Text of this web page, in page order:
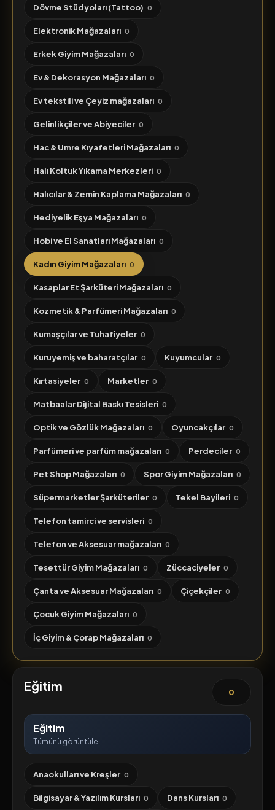
Dövme Stüdyoları (Tattoo) 0
Elektronik Mağazaları 0
Erkek Giyim Mağazaları 0
Ev & Dekorasyon Mağazaları 0
Ev tekstili ve Çeyiz mağazaları 0
Gelinlikçiler ve Abiyeciler 0
Hac & Umre Kıyafetleri Mağazaları 0
Halı Koltuk Yıkama Merkezleri 0
Halıcılar & Zemin Kaplama Mağazaları 0
Hediyelik Eşya Mağazaları 0
Hobi ve El Sanatları Mağazaları 0
Kadın Giyim Mağazaları 0
Kasaplar Et Şarküteri Mağazaları 0
Kozmetik & Parfümeri Mağazaları 0
Kumaşçılar ve Tuhafiyeler 0
Kuruyemiş ve baharatçılar 0 Kuyumcular 0
Kırtasiyeler 0 Marketler 0
Matbaalar Dijital Baskı Tesisleri 0
Optik ve Gözlük Mağazaları 0 Oyuncakçılar 0
Parfümeri ve parfüm mağazaları 0 Perdeciler 0
Pet Shop Mağazaları 0 Spor Giyim Mağazaları 0
Süpermarketler Şarküteriler 0 Tekel Bayileri 0
Telefon tamirci ve servisleri 0
Telefon ve Aksesuar mağazaları 0
Tesettür Giyim Mağazaları 0 Züccaciyeler 0
Çanta ve Aksesuar Mağazaları 0 Çiçekçiler 0
Çocuk Giyim Mağazaları 0
İç Giyim & Çorap Mağazaları 0
Eğitim 0
Eğitim
Tümünü görüntüle
Anaokulları ve Kreşler 0
Bilgisayar & Yazılım Kursları 0 Dans Kursları 0